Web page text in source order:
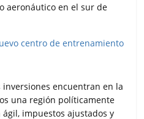
aeronáutico en el sur de
inversiones encuentran en la
una región políticamente
impuestos ajustados y